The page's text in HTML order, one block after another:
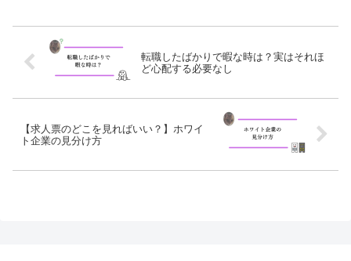
転職したばかりで暇な時は？実はそれほ
ど心配する必要なし
【求人票のどこを見ればいい？】ホワイ
ト企業の見分け方